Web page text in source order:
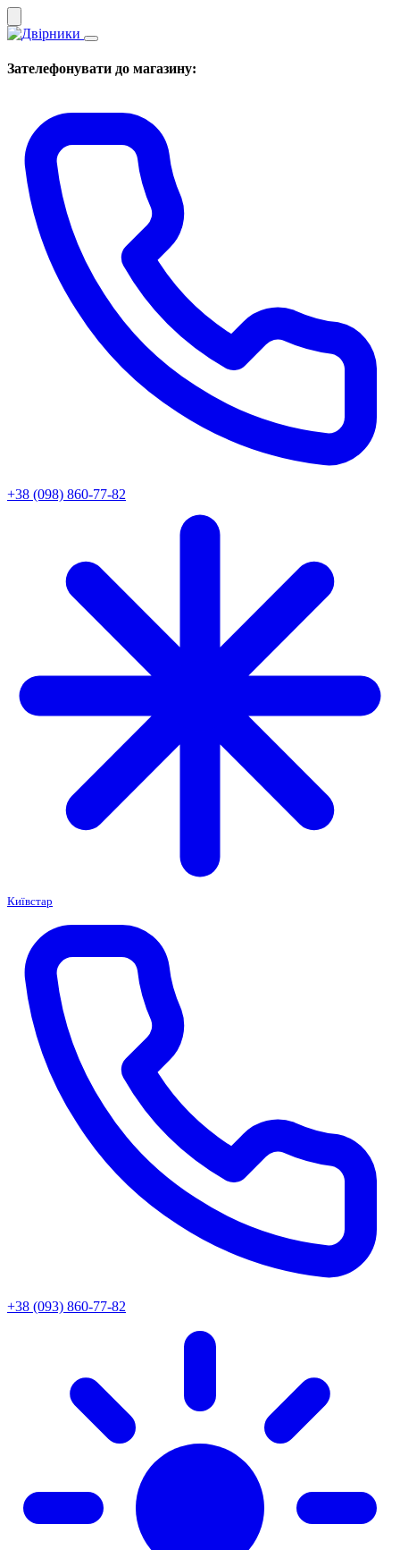
Зателефонувати до магазину:
+38 (098) 860-77-82
Київстар
+38 (093) 860-77-82